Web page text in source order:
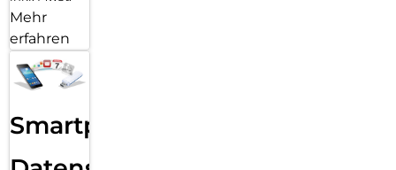
Mehr
erfahren
Smartphone